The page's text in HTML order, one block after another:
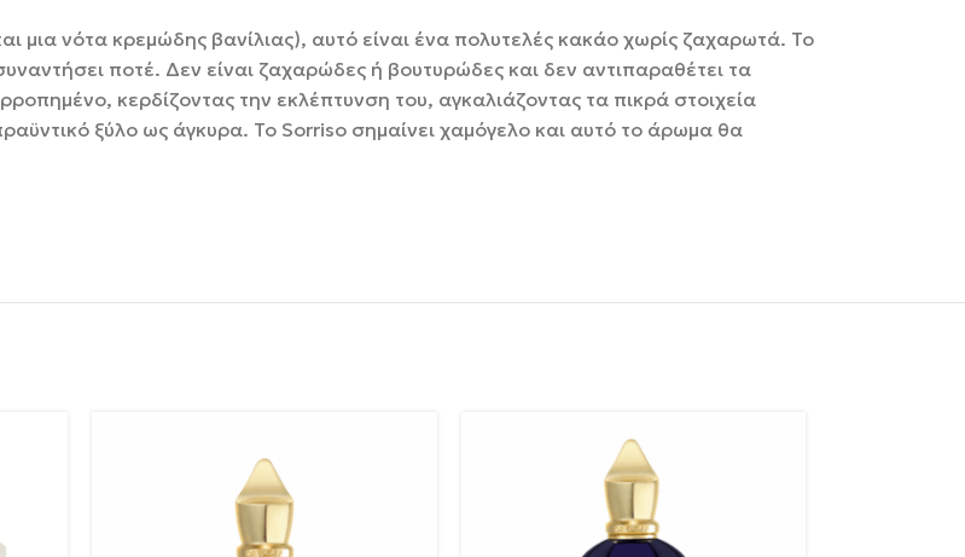
μια νότα κρεμώδης βανίλιας), αυτό είναι ένα πολυτελές κακάο χωρίς ζαχαρωτά. Το
ποτέ. Δεν είναι ζαχαρώδες ή βουτυρώδες και δεν αντιπαραθέτει τα
κερδίζοντας την εκλέπτυνση του, αγκαλιάζοντας τα πικρά στοιχεία
ξύλο ως άγκυρα. Το Sorriso σημαίνει χαμόγελο και αυτό το άρωμα θα